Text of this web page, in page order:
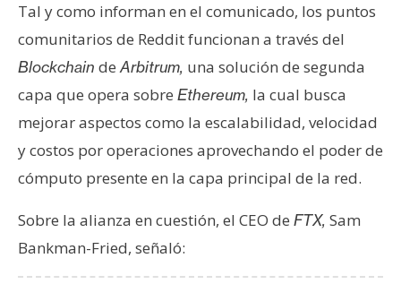
d
a
d
Tal y como informan en el comunicado, los puntos
comunitarios de Reddit funcionan a través del
Blockchain deArbitrum, una solución de segunda
capa que opera sobre Ethereum, la cual busca
mejorar aspectos como la escalabilidad, velocidad
y costos por operaciones aprovechando el poder de
cómputo presente en la capa principal de la red.
Sobre la alianza en cuestión, el CEO de FTX, Sam
Bankman-Fried, señaló: